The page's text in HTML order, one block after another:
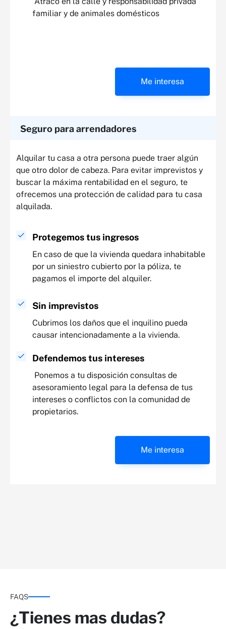
familiar y de animales domésticos
Me interesa
Seguro para arrendadores
Alquilar tu casa a otra persona puede traer algún
que otro dolor de cabeza. Para evitar imprevistos y
buscar la máxima rentabilidad en el seguro, te
ofrecemos una protección de calidad para tu casa
alquilada.
Protegemos tus ingresos
En caso de que la vivienda quedara inhabitable
por un siniestro cubierto por la póliza, te
pagamos el importe del alquiler.
Sin imprevistos
Cubrimos los daños que el inquilino pueda
causar intencionadamente a la vivienda.
Defendemos tus intereses
Ponemos a tu disposición consultas de
asesoramiento legal para la defensa de tus
intereses o conflictos con la comunidad de
propietarios.
Me interesa
FAQS
¿Tienes mas dudas?